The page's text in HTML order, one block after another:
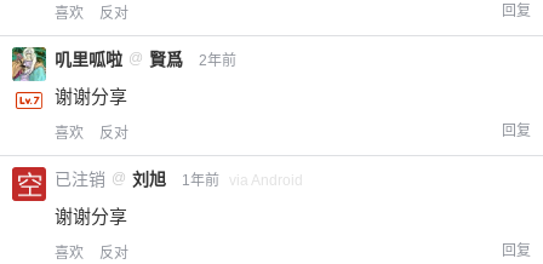
喜欢 反对 回复
叽里呱啦 @ 賢爲 2年前
谢谢分享
喜欢 反对 回复
已注销 @ 刘旭 1年前 via Android
谢谢分享
喜欢 反对 回复